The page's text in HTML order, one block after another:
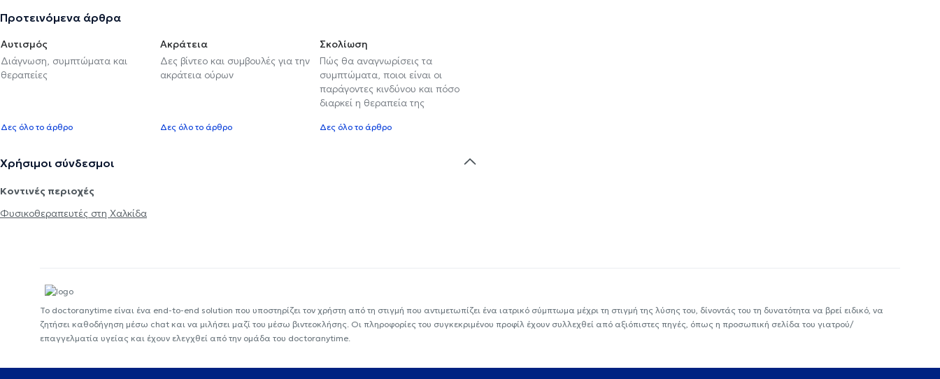
Προτεινόμενα άρθρα
Αυτισμός
Διάγνωση, συμπτώματα και
θεραπείες
Δες όλο το άρθρο
Ακράτεια
Δες βίντεο και συμβουλές για την
ακράτεια ούρων
Δες όλο το άρθρο
Σκολίωση
Πώς θα αναγνωρίσεις τα
συμπτώματα, ποιοι είναι οι
παράγοντες κινδύνου και πόσο
διαρκεί η θεραπεία της
Δες όλο το άρθρο
Χρήσιμοι σύνδεσμοι
Κοντινές περιοχές
Φυσικοθεραπευτές στη Χαλκίδα
Το doctoranytime είναι ένα end-to-end solution που υποστηρίζει τον χρήστη από τη στιγμή που αντιμετωπίζει ένα ιατρικό σύμπτωμα μέχρι τη στιγμή της λύσης του, δίνοντάς του τη δυνατότητα να βρεί ειδικό, να
ζητήσει καθοδήγηση μέσω chat και να μιλήσει μαζί του μέσω βιντεοκλήσης. Οι πληροφορίες του συγκεκριμένου προφίλ έχουν συλλεχθεί από αξιόπιστες πηγές, όπως η προσωπική σελίδα του γιατρού/
επαγγελματία υγείας και έχουν ελεγχθεί από την ομάδα του doctoranytime.